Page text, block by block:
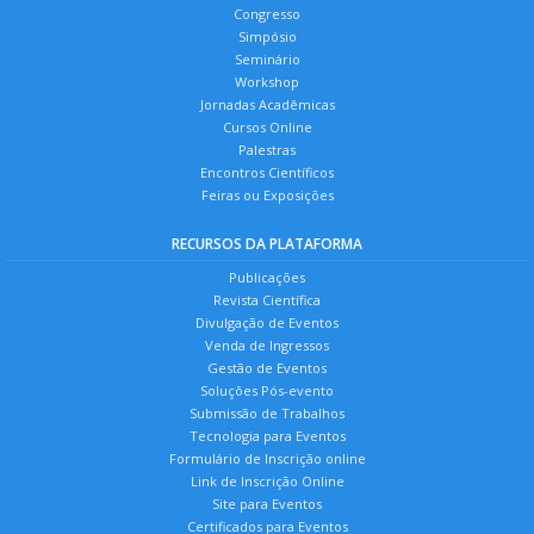
Congresso
Simpósio
Seminário
Workshop
Jornadas Acadêmicas
Cursos Online
Palestras
Encontros Científicos
Feiras ou Exposições
RECURSOS DA PLATAFORMA
Publicações
Revista Científica
Divulgação de Eventos
Venda de Ingressos
Gestão de Eventos
Soluções Pós-evento
Submissão de Trabalhos
Tecnologia para Eventos
Formulário de Inscrição online
Link de Inscrição Online
Site para Eventos
Certificados para Eventos